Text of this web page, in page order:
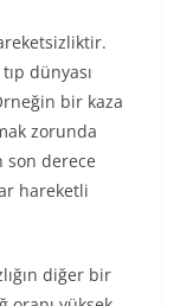
dünyası
bir kaza
zorunda
son derece
hareketli
diğer bir